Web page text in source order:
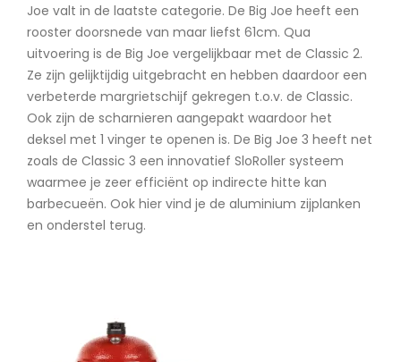
Joe valt in de laatste categorie. De Big Joe heeft een
rooster doorsnede van maar liefst 61cm. Qua
uitvoering is de Big Joe vergelijkbaar met de Classic 2.
Ze zijn gelijktijdig uitgebracht en hebben daardoor een
verbeterde margrietschijf gekregen t.o.v. de Classic.
Ook zijn de scharnieren aangepakt waardoor het
deksel met 1 vinger te openen is. De Big Joe 3 heeft net
zoals de Classic 3 een innovatief SloRoller systeem
waarmee je zeer efficiënt op indirecte hitte kan
barbecueën. Ook hier vind je de aluminium zijplanken
en onderstel terug.